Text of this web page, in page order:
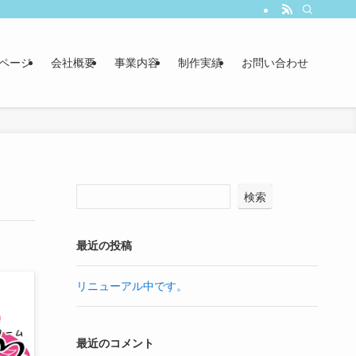
ージ 会社概要 事業内容 制作実績 お問い合わせ
検索
最近の投稿
リニューアル中です。
最近のコメント